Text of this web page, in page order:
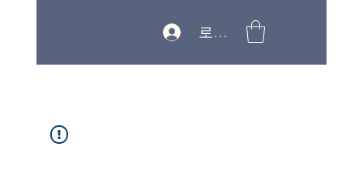
로그인